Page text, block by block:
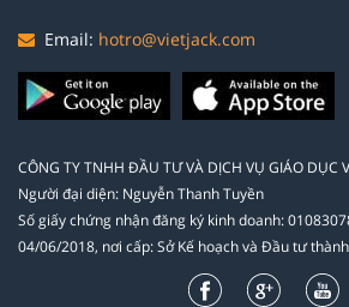
Email: hotro@vietjack.com
CÔNG TY TNHH ĐẦU TƯ VÀ DỊCH VỤ GIÁO DỤC
Người đại diện: Nguyễn Thanh Tuyền
Số giấy chứng nhận đăng ký kinh doanh:
04/06/2018, nơi cấp: Sở Kế hoạch và Đầu tư